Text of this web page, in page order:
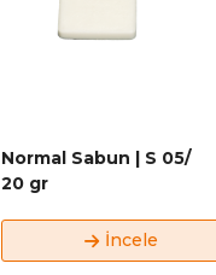
Normal Sabun | S 05/
20 gr
İncele